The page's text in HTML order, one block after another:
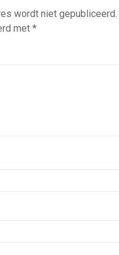
wordt niet gepubliceerd.
met *